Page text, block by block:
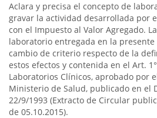
Aclara y precisa el concepto de
gravar la actividad desarrollada por
con el Impuesto al Valor Agregado.
laboratorio entregada en la
cambio de criterio respecto de la
estos efectos y contenida en el Art.
Laboratorios Clínicos, aprobado por
Ministerio de Salud, publicado en el
22/9/1993 (Extracto de Circular
de 05.10.2015).